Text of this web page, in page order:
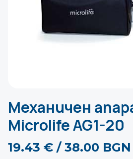
Механичен
Microlife AG1-20
19.43 € / 38.00 BGN